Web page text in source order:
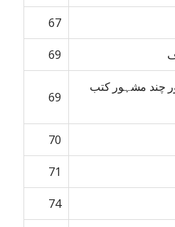
67
69
چند مشہور کتب
69
70
71
74